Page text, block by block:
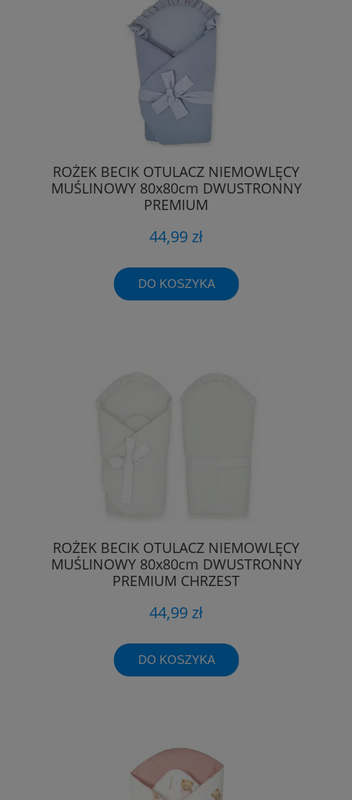
ROŻEK BECIK OTULACZ NIEMOWLĘCY
MUŚLINOWY 80x80cm DWUSTRONNY
PREMIUM
44,99 zł
DO KOSZYKA
ROŻEK BECIK OTULACZ NIEMOWLĘCY
MUŚLINOWY 80x80cm DWUSTRONNY
PREMIUM CHRZEST
44,99 zł
DO KOSZYKA